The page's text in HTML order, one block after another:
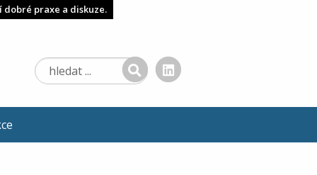
dobré praxe a diskuze.